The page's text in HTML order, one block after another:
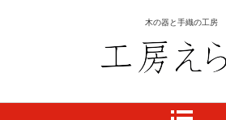
木の器と手織の工房